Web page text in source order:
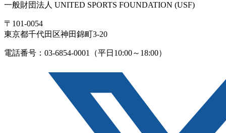
一般財団法人 UNITED SPORTS FOUNDATION (USF)
〒101-0054
東京都千代田区神田錦町3-20
電話番号：03-6854-0001（平日10:00～18:00）